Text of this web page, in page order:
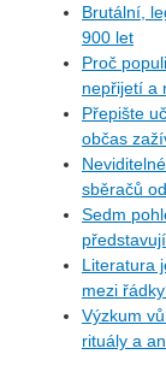
Brutální,
900 let
Proč
nepřijetí a
Přepište
občas
sběračů
Sedm
Literatura
mezi
Výzkum
rituály a